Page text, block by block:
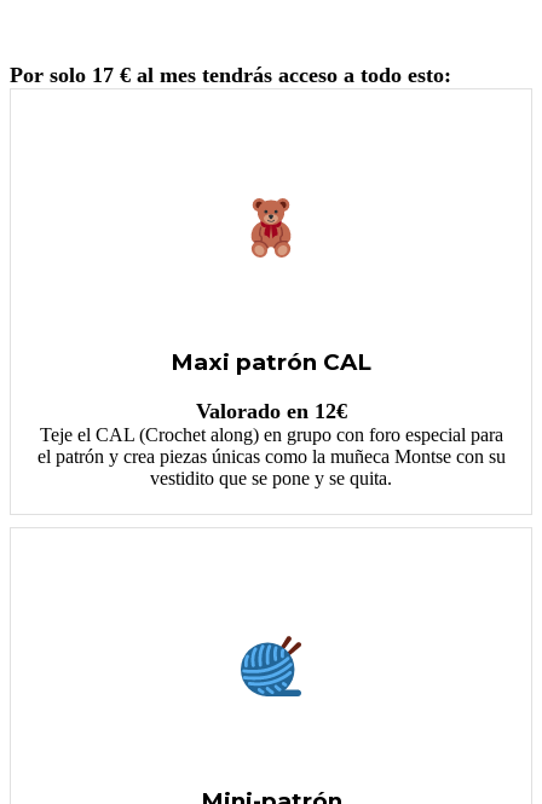
Por solo 17 € al mes tendrás acceso a todo esto:
Maxi patrón CAL
Valorado en 12€
Teje el CAL (Crochet along) en grupo con foro especial para
el patrón y crea piezas únicas como la muñeca Montse con su
vestidito que se pone y se quita.